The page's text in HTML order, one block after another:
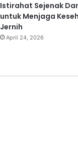
Istirahat Sejenak
untuk Menjaga
Jernih
April 24, 2026